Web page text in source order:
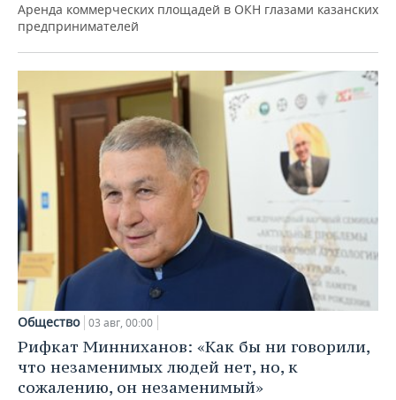
Аренда коммерческих площадей в ОКН глазами казанских
предпринимателей
Общество 03 авг, 00:00
Рифкат Минниханов: «Как бы ни говорили,
что незаменимых людей нет, но, к
сожалению, он незаменимый»